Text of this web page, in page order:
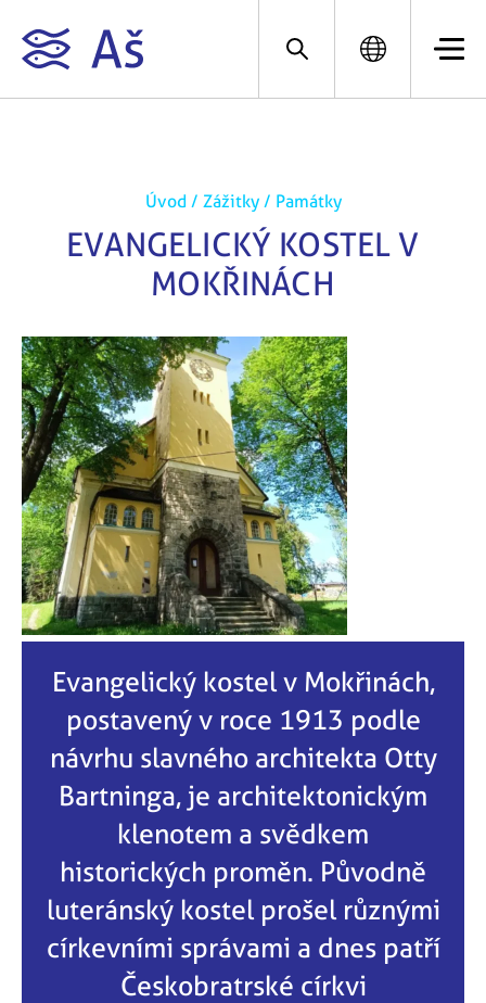
Úvod / Zážitky / Památky
EVANGELICKÝ KOSTEL V
MOKŘINÁCH
Evangelický kostel v Mokřinách,
postavený v roce 1913 podle
návrhu slavného architekta Otty
Bartninga, je architektonickým
klenotem a svědkem
historických proměn. Původně
luteránský kostel prošel různými
církevními správami a dnes patří
Českobratrské církvi